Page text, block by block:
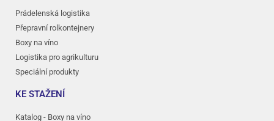
Prádelenská logistika
Přepravní rolkontejnery
Boxy na víno
Logistika pro agrikulturu
Speciální produkty
KE STAŽENÍ
Katalog - Boxy na víno